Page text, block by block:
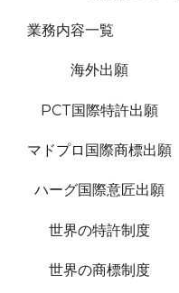
業務内容一覧
海外出願
PCT国際特許出願
マドプロ国際商標出願
ハーグ国際意匠出願
世界の特許制度
世界の商標制度